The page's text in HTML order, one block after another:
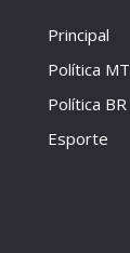
Principal
Política MT
Política BR
Esporte